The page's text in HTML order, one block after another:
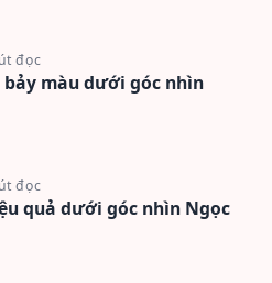
đọc
bảy màu dưới góc nhìn
đọc
quả dưới góc nhìn Ngọc